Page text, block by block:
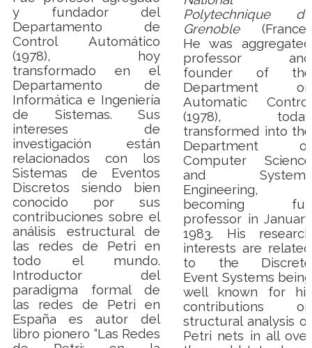
y fundador del
Departamento de
Control Automático
(1978), hoy
transformado en el
Departamento de
Informática e Ingeniería
de Sistemas. Sus
intereses de
investigación están
relacionados con los
Sistemas de Eventos
Discretos siendo bien
conocido por sus
contribuciones sobre el
análisis estructural de
las redes de Petri en
todo el mundo.
Introductor del
paradigma formal de
las redes de Petri en
España es autor del
libro pionero “Las Redes
Polytechnique de
Grenoble(France).
He was aggregated
professor and
founder of the
Department on
Automatic Control
(1978), today
transformed into the
Department of
Computer Science
and Systems
Engineering,
becoming full
professor in January
1983. His research
interests are related
to the Discrete
Event Systems being
well known for his
contributions on
structural analysis of
Petri nets in all over